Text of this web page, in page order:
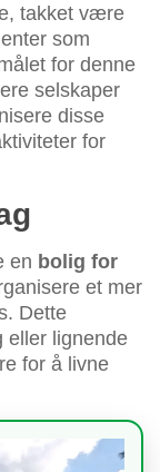
takket være
som
for denne
selskaper
disse
for
en bolig for
et mer
Dette
eller lignende
for å livne